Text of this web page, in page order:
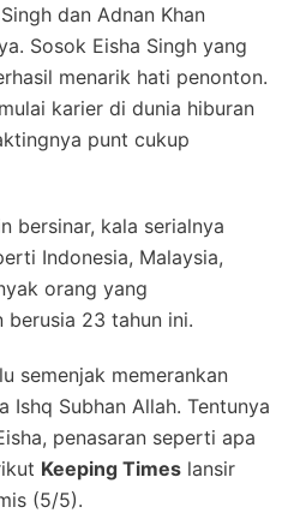
dan Adnan Khan
Sosok Eisha Singh yang
menarik hati penonton.
karier di dunia hiburan
punt cukup
bersinar, kala serialnya
Indonesia, Malaysia,
orang yang
berusia 23 tahun ini.
semenjak memerankan
Ishq Subhan Allah. Tentunya
penasaran seperti apa
Keeping Times lansir
(5/5).